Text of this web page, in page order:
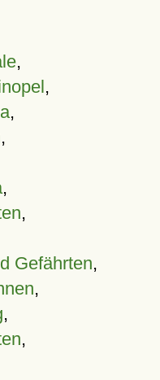
,
,
,
,
,
,
Gefährten,
,
,
,